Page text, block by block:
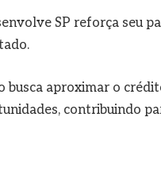
SP reforça seu
aproximar o
contribuindo